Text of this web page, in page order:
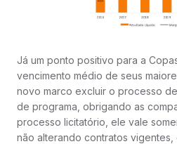
Já um ponto positivo para a
vencimento médio de seus
novo marco excluir o processo
de programa, obrigando as
processo licitatório, ele vale
não alterando contratos vigentes,